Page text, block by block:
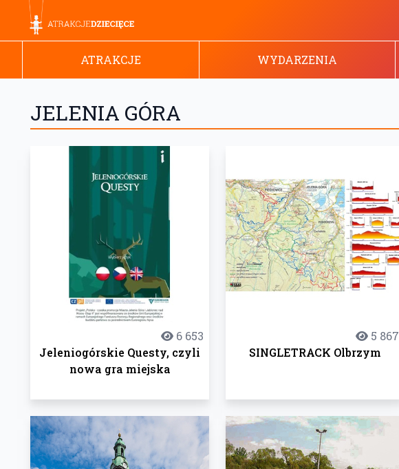
ATRAKCJE WYDARZENIA
JELENIA GÓRA
6 653
Jeleniogórskie Questy, czyli
nowa gra miejska
5 867
SINGLETRACK Olbrzym